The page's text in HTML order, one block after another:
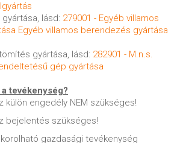
lásd: 279001 - Egyéb villamos
Egyéb villamos berendezés gyártása
gyártása, lásd: 282901 - M.n.s.
gép gyártása
tevékenység?
külön engedély NEM szükséges!
bejelentés szükséges!
gazdasági tevékenység